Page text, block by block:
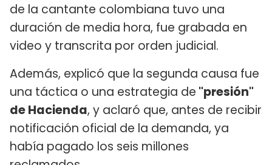
de la cantante colombiana tuvo una
duración de media hora, fue grabada en
video y transcrita por orden judicial.
Además, explicó que la segunda causa fue
una táctica o una estrategia de "presión"
de Hacienda, y aclaró que, antes de recibir
notificación oficial de la demanda, ya
había pagado los seis millones